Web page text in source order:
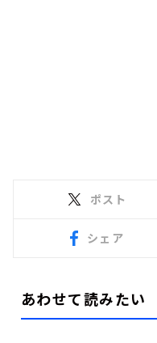
ポスト
シェア
あわせて読みたい